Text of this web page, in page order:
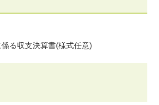
る収支決算書(様式任意)